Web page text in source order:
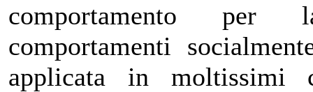
comportamento
comportamenti
applicata in moltissimi